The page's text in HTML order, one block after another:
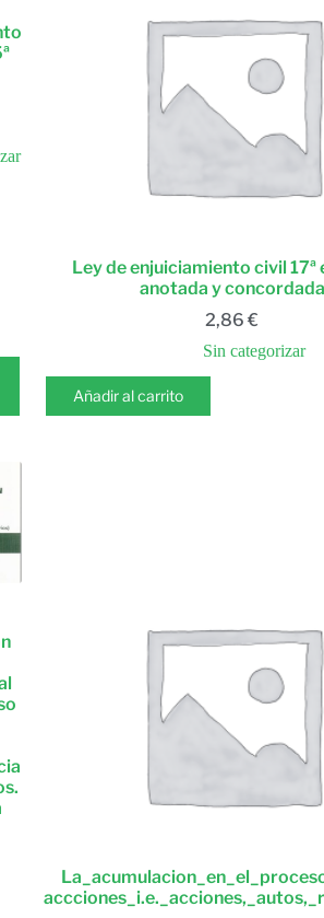
Ley de enjuiciamiento civil 17ª
anotada y concordada
2,86 €
Sin categorizar
Añadir al carrito